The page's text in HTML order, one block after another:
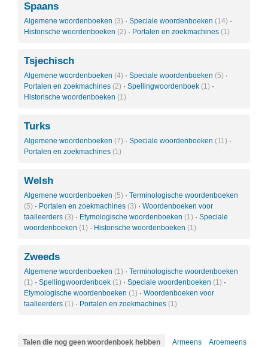
Spaans
Algemene woordenboeken (3) · Speciale woordenboeken (14) ·
Historische woordenboeken (2) · Portalen en zoekmachines (1)
Tsjechisch
Algemene woordenboeken (4) · Speciale woordenboeken (5) ·
Portalen en zoekmachines (2) · Spellingwoordenboek (1) ·
Historische woordenboeken (1)
Turks
Algemene woordenboeken (7) · Speciale woordenboeken (11) ·
Portalen en zoekmachines (1)
Welsh
Algemene woordenboeken (5) · Terminologische woordenboeken
(5) · Portalen en zoekmachines (3) · Woordenboeken voor
taalleerders (3) · Etymologische woordenboeken (1) · Speciale
woordenboeken (1) · Historische woordenboeken (1)
Zweeds
Algemene woordenboeken (1) · Terminologische woordenboeken
(1) · Spellingwoordenboek (1) · Speciale woordenboeken (1) ·
Etymologische woordenboeken (1) · Woordenboeken voor
taalleerders (1) · Portalen en zoekmachines (1)
Talen die nog geen woordenboek hebben Armeens Aroemeens